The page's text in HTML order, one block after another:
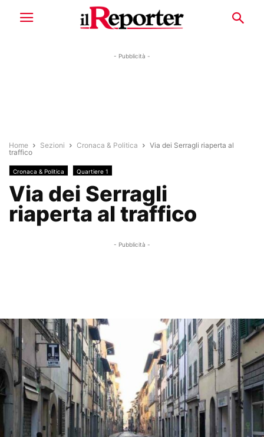
- Pubblicità -
Home Sezioni Cronaca & Politica
Via dei Serragli riaperta al
traffico
Cronaca & Politica Quartiere 1
Via dei Serragli
riaperta al traffico
- Pubblicità -